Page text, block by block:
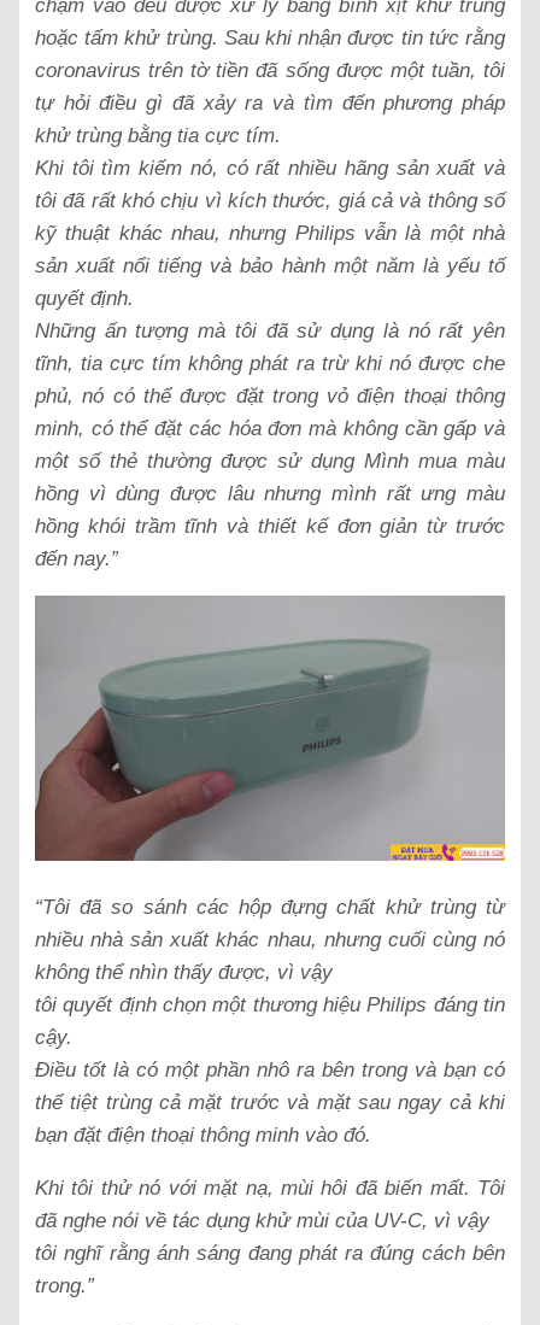
chạm vào đều được xử lý bằng bình xịt khử trùng
hoặc tấm khử trùng. Sau khi nhận được tin tức rằng
coronavirus trên tờ tiền đã sống được một tuần, tôi
tự hỏi điều gì đã xảy ra và tìm đến phương pháp
khử trùng bằng tia cực tím.
Khi tôi tìm kiếm nó, có rất nhiều hãng sản xuất và
tôi đã rất khó chịu vì kích thước, giá cả và thông số
kỹ thuật khác nhau, nhưng Philips vẫn là một nhà
sản xuất nổi tiếng và bảo hành một năm là yếu tố
quyết định.
Những ấn tượng mà tôi đã sử dụng là nó rất yên
tĩnh, tia cực tím không phát ra trừ khi nó được che
phủ, nó có thể được đặt trong vỏ điện thoại thông
minh, có thể đặt các hóa đơn mà không cần gấp và
một số thẻ thường được sử dụng Mình mua màu
hồng vì dùng được lâu nhưng mình rất ưng màu
hồng khói trầm tĩnh và thiết kế đơn giản từ trước
đến nay.”
“Tôi đã so sánh các hộp đựng chất khử trùng từ
nhiều nhà sản xuất khác nhau, nhưng cuối cùng nó
không thể nhìn thấy được, vì vậy
tôi quyết định chọn một thương hiệu Philips đáng tin
cậy.
Điều tốt là có một phần nhô ra bên trong và bạn có
thể tiệt trùng cả mặt trước và mặt sau ngay cả khi
bạn đặt điện thoại thông minh vào đó.
Khi tôi thử nó với mặt nạ, mùi hôi đã biến mất. Tôi
đã nghe nói về tác dụng khử mùi của UV-C, vì vậy
tôi nghĩ rằng ánh sáng đang phát ra đúng cách bên
trong.”